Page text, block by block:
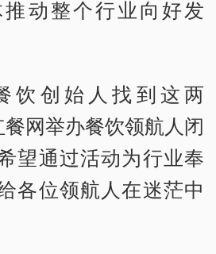
动整个行业向好发
创始人找到这两
餐网举办餐饮领航人闭
望通过活动为行业奉
各位领航人在迷茫中